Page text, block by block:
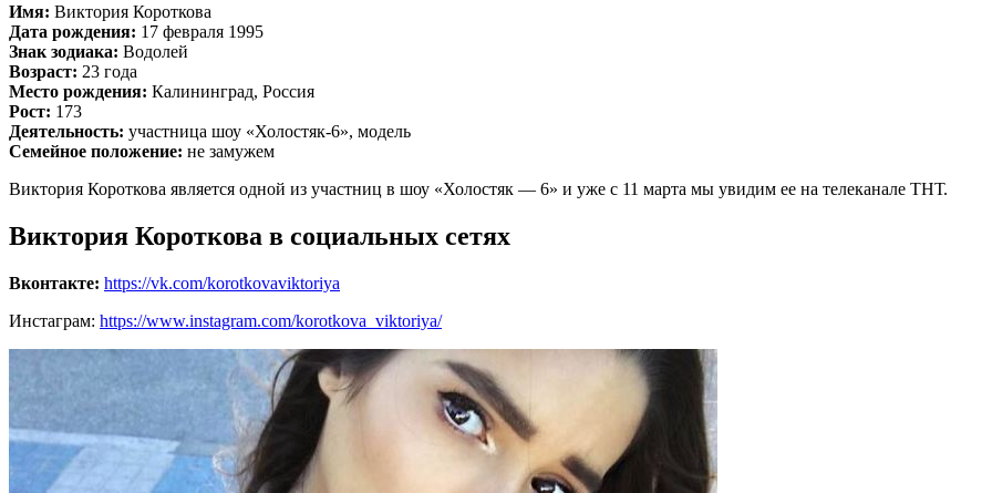
Имя: Виктория Короткова
Дата рождения: 17 февраля 1995
Знак зодиака: Водолей
Возраст: 23 года
Место рождения: Калининград, Россия
Рост: 173
Деятельность: участница шоу «Холостяк-6», модель
Семейное положение: не замужем
Виктория Короткова является одной из участниц в шоу «Холостяк — 6» и уже с 11 марта мы увидим ее на телеканале ТНТ.
Виктория Короткова в социальных сетях
Вконтакте: https://vk.com/korotkovaviktoriya
Инстаграм: https://www.instagram.com/korotkova_viktoriya/